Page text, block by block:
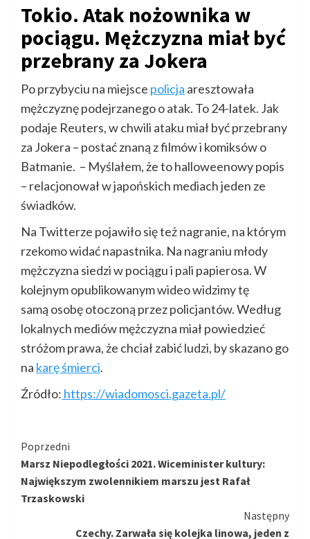
Tokio. Atak nożownika w
pociągu. Mężczyzna miał być
przebrany za Jokera
Po przybyciu na miejsce policja aresztowała
mężczyznę podejrzanego o atak. To 24-latek. Jak
podaje Reuters, w chwili ataku miał być przebrany
za Jokera – postać znaną z filmów i komiksów o
Batmanie. – Myślałem, że to halloweenowy popis
– relacjonował w japońskich mediach jeden ze
świadków.
Na Twitterze pojawiło się też nagranie, na którym
rzekomo widać napastnika. Na nagraniu młody
mężczyzna siedzi w pociągu i pali papierosa. W
kolejnym opublikowanym wideo widzimy tę
samą osobę otoczoną przez policjantów. Według
lokalnych mediów mężczyzna miał powiedzieć
stróżom prawa, że chciał zabić ludzi, by skazano go
na karę śmierci.
Źródło: https://wiadomosci.gazeta.pl/
Kontynuuj
czytanie
Poprzedni
Marsz Niepodległości 2021. Wiceminister kultury:
Największym zwolennikiem marszu jest Rafał
Trzaskowski
Następny
Czechy. Zarwała się kolejka linowa, jeden z